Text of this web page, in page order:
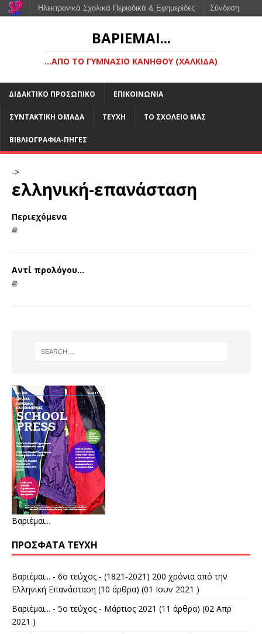
ΒΑΡΙΈΜΑΙ...
...ΑΠΌ ΤΟ ΓΥΜΝΆΣΙΟ ΚΑΝΉΘΟΥ (ΧΑΛΚΊΔΑ)
ΔΙΔΑΚΤΙΚΌ ΠΡΟΣΩΠΙΚΌ ΕΠΙΚΟΙΝΩΝΊΑ
ΣΥΝΤΑΚΤΙΚΉ ΟΜΆΔΑ ΤΕΎΧΗ ΤΟ ΣΧΟΛΕΊΟ ΜΑΣ
ΒΙΒΛΙΟΓΡΑΦΊΑ-ΠΗΓΈΣ
->
ελληνική-επανάσταση
Περιεχόμενα
Αντί προλόγου…
Βαριέμαι...
ΠΡΌΣΦΑΤΑ ΤΕΎΧΗ
Βαριέμαι... - 6ο τεύχος - (1821-2021) 200 χρόνια από την
Ελληνική Επανάσταση (10 άρθρα) (01 Ιουν 2021 )
Βαριέμαι... - 5ο τεύχος - Μάρτιος 2021 (11 άρθρα) (02 Απρ
2021 )
Ηλεκτρονικά Σχολικά Περιοδικά & Εφημερίδες Σύνδεση